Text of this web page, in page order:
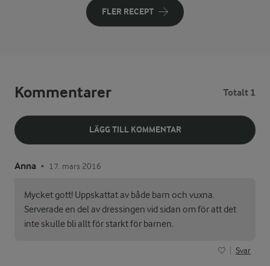
FLER RECEPT
Kommentarer Totalt 1
LÄGG TILL KOMMENTAR
Anna • 17. mars 2016
Mycket gott! Uppskattat av både barn och vuxna.
Serverade en del av dressingen vid sidan om för att det
inte skulle bli allt för starkt för barnen.
Svar